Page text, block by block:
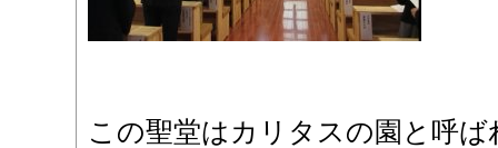
この聖堂はカリタスの園と呼ば